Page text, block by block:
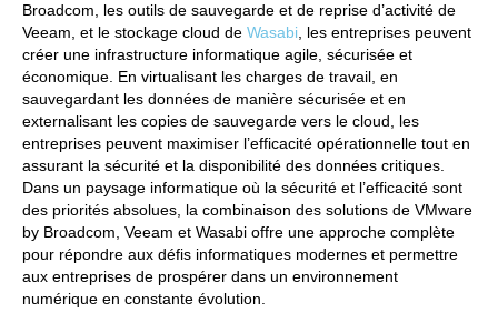
Broadcom, les outils de sauvegarde et de reprise d’activité de
Veeam, et le stockage cloud de Wasabi , les entreprises peuvent
créer une infrastructure informatique agile, sécurisée et
économique. En virtualisant les charges de travail, en
sauvegardant les données de manière sécurisée et en
externalisant les copies de sauvegarde vers le cloud, les
entreprises peuvent maximiser l’efficacité opérationnelle tout en
assurant la sécurité et la disponibilité des données critiques.
Dans un paysage informatique où la sécurité et l’efficacité sont
des priorités absolues, la combinaison des solutions de VMware
by Broadcom, Veeam et Wasabi offre une approche complète
pour répondre aux défis informatiques modernes et permettre
aux entreprises de prospérer dans un environnement
numérique en constante évolution.